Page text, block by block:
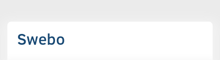
Swebo